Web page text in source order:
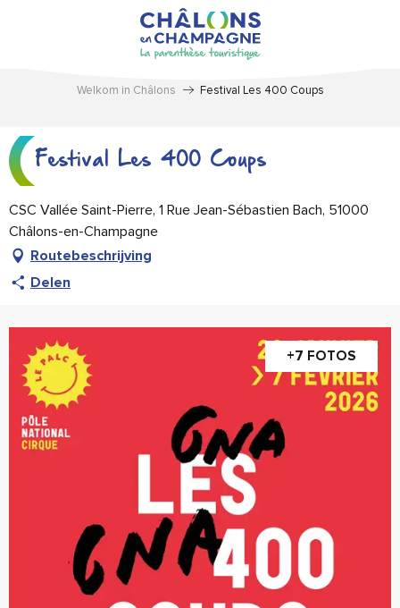
Welkom in Châlons Festival Les 400 Coups
Festival Les 400 Coups
CSC Vallée Saint-Pierre, 1 Rue Jean-Sébastien Bach, 51000
Châlons-en-Champagne
Routebeschrijving
Delen
+7 FOTOS